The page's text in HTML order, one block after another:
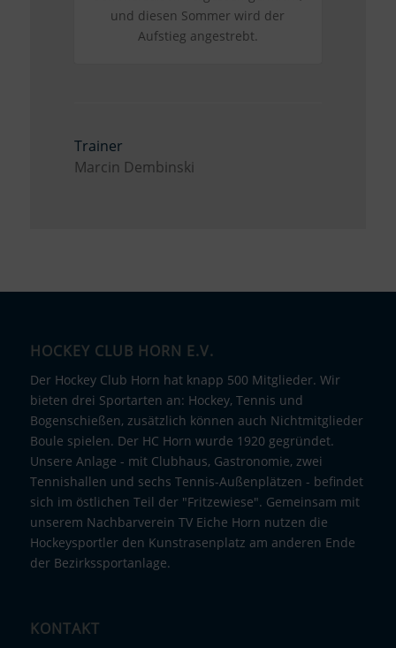
und diesen Sommer wird der
Aufstieg angestrebt.
Trainer
Marcin Dembinski
HOCKEY CLUB HORN E.V.
Der Hockey Club Horn hat knapp 500 Mitglieder. Wir
bieten drei Sportarten an: Hockey, Tennis und
Bogenschießen, zusätzlich können auch Nichtmitglieder
Boule spielen. Der HC Horn wurde 1920 gegründet.
Unsere Anlage - mit Clubhaus, Gastronomie, zwei
Tennishallen und sechs Tennis-Außenplätzen - befindet
sich im östlichen Teil der "Fritzewiese". Gemeinsam mit
unserem Nachbarverein TV Eiche Horn nutzen die
Hockeysportler den Kunstrasenplatz am anderen Ende
der Bezirkssportanlage.
KONTAKT